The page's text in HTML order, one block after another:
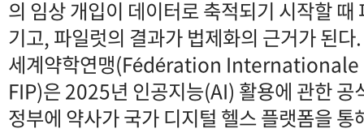
의 임상 개입이 데이터로 축적되기 시작할
기고, 파일럿의 결과가 법제화의 근거가 된다.
세계약학연맹(Fédération
FIP)은 2025년 인공지능(AI) 활용에 관한 공
정부에 약사가 국가 디지털 헬스 플랫폼을